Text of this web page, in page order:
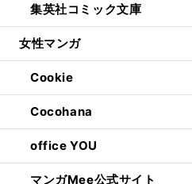
集英社コミック文庫
女性マンガ
Cookie
Cocohana
office YOU
マンガMee公式サイト